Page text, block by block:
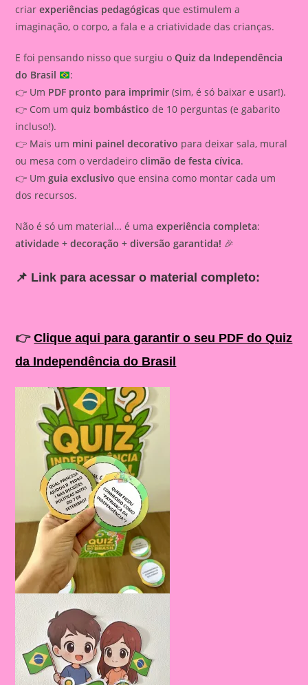
criarexperiências pedagógicas que estimulem a
imaginação, o corpo, a fala e a criatividade das crianças.
E foi pensando nisso que surgiu oQuiz da Independência
do Brasil
:
👉 Um PDF pronto para imprimir (sim, é só baixar e usar!).
👉 Com umquiz bombástico de 10 perguntas (e gabarito
incluso!).
👉 Mais um mini painel decorativo para deixar sala, mural
ou mesa com o verdadeiroclimão de festa cívica.
👉 Umguia exclusivo que ensina como montar cada um
dos recursos.
Não é só um material… é umaexperiência completa:
atividade + decoração + diversão garantida! 🎉
📌 Link para acessar o material completo:
👉Clique aqui para garantir o seu PDF do Quiz
da Independência do Brasil